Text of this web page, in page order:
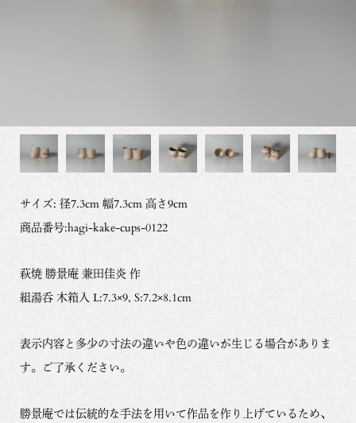
サイズ: 径7.3cm 幅7.3cm 高さ9cm
商品番号:hagi-kake-cups-0122
萩焼 勝景庵 兼田佳炎 作
組湯呑 木箱入 L:7.3×9, S:7.2×8.1cm
表示内容と多少の寸法の違いや色の違いが生じる場合がありま
す。ご了承ください。
勝景庵では伝統的な手法を用いて作品を作り上げているため、